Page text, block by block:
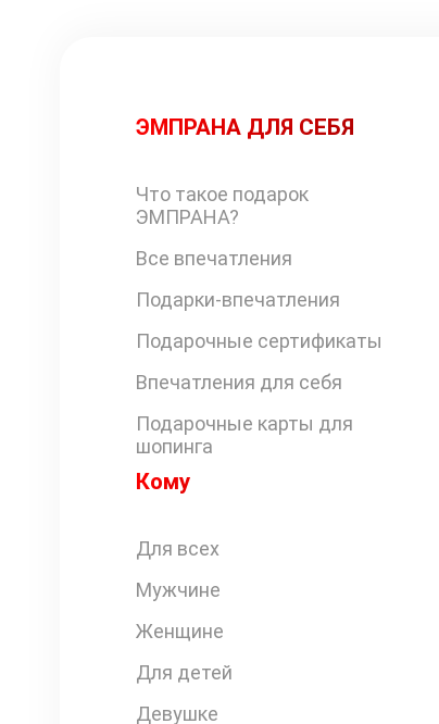
ЭМПРАНА ДЛЯ СЕБЯ
Что такое подарок
ЭМПРАНА?
Все впечатления
Подарки-впечатления
Подарочные сертификаты
Впечатления для себя
Подарочные карты для
шопинга
Кому
Для всех
Мужчине
Женщине
Для детей
Девушке